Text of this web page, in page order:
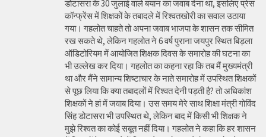
डोटासरा के 30 जुलाई वाले बयान का जवाब देना था, इसलिए प्रेस
कॉन्फ्रेंस में शिक्षकों के तबादले में रिश्वतखोरी का सवाल उठाया
गया। गहलोत चाहते तो अपना जवाब भाजपा के शासन तक सीमित
रख सकते थे, लेकिन गहलोत ने 6 वर्ष पुराना जयपुर स्थित बिड़ला
ऑडिटोरियम में आयोजित शिक्षक दिवस के समारोह की घटना का
भी उल्लेख कर दिया। गहलोत का कहना रहा कि तब मैं मुख्यमंत्री
था और मैंने सामान्य शिष्टाचार के नाते समारोह में उपस्थित शिक्षकों
से पूछ लिया कि क्या तबादलों में रिश्वत देनी पड़ती है? तो अधिकांश
शिक्षकों ने हां में जवाब दिया। उस समय मेरे साथ शिक्षा मंत्री गोविंद
सिंह डोटासरा भी उपस्थित थे, लेकिन बाद में किसी भी शिक्षक ने
मुझे रिश्वत का कोई सबूत नहीं दिया। गहलोत ने कहा कि हर शासन